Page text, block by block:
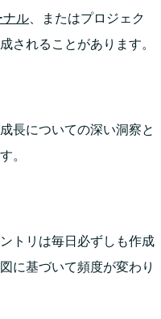
ナル 、またはプロジェク
されることがあります。
長についての深い洞察と
。
トリは毎日必ずしも作成
に基づいて頻度が変わり